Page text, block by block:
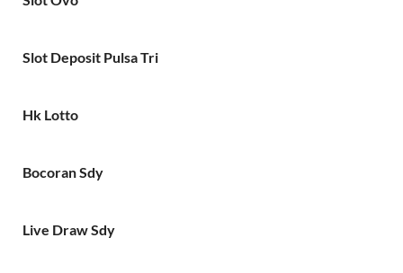
Slot Deposit Pulsa Tri
Hk Lotto
Bocoran Sdy
Live Draw Sdy